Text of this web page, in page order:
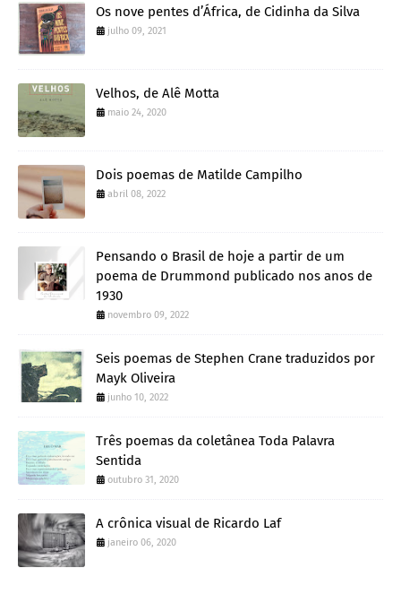
Os nove pentes d’África, de Cidinha da Silva
julho 09, 2021
Velhos, de Alê Motta
maio 24, 2020
Dois poemas de Matilde Campilho
abril 08, 2022
Pensando o Brasil de hoje a partir de um
poema de Drummond publicado nos anos de
1930
novembro 09, 2022
Seis poemas de Stephen Crane traduzidos por
Mayk Oliveira
junho 10, 2022
Três poemas da coletânea Toda Palavra
Sentida
outubro 31, 2020
A crônica visual de Ricardo Laf
janeiro 06, 2020